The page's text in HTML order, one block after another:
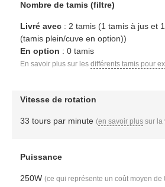
Nombre de tamis (filtre)
Livré avec: 2 tamis (1 tamis à jus et
(tamis plein/cuve en option))
En option : 0 tamis
En savoir plus sur les différents tamis pour
Vitesse de rotation
33 tours par minute (en savoir plussur la
Puissance
250W (ce qui représente un coût moyen de